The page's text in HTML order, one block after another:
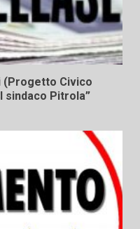
(Progetto Civico
sindaco Pitrola”